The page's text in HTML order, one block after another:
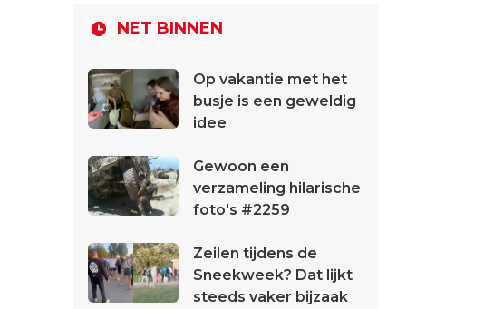
NET BINNEN
Op vakantie met het
busje is een geweldig
idee
Gewoon een
verzameling hilarische
foto's #2259
Zeilen tijdens de
Sneekweek? Dat lijkt
steeds vaker bijzaak